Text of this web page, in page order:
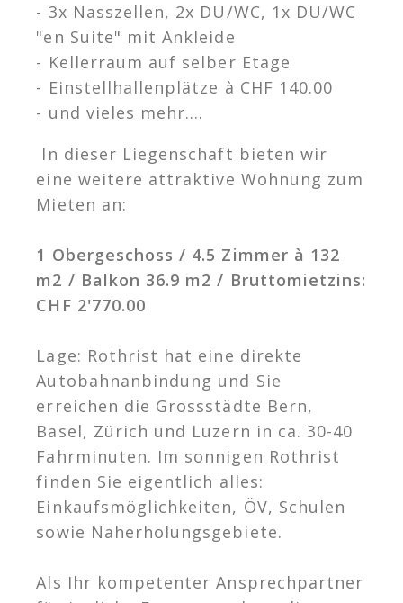
- 3x Nasszellen, 2x DU/WC, 1x DU/WC
"en Suite" mit Ankleide
- Kellerraum auf selber Etage
- Einstellhallenplätze à CHF 140.00
- und vieles mehr.…
In dieser Liegenschaft bieten wir
eine weitere attraktive Wohnung zum
Mieten an:
1 Obergeschoss / 4.5 Zimmer à 132
m2 / Balkon 36.9 m2 / Bruttomietzins:
CHF 2'770.00
Lage: Rothrist hat eine direkte
Autobahnanbindung und Sie
erreichen die Grossstädte Bern,
Basel, Zürich und Luzern in ca. 30-40
Fahrminuten. Im sonnigen Rothrist
finden Sie eigentlich alles:
Einkaufsmöglichkeiten, ÖV, Schulen
sowie Naherholungsgebiete.
Als Ihr kompetenter Ansprechpartner